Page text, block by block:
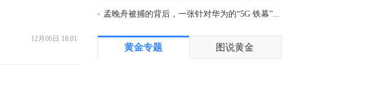
12月06日 18:01
伯克希尔哈撒韦(BRK.A.N)2025年全年末持有的固定收益证券投资公允价值达170.34亿美元，其中，对美债、外国债券、企业债券的投资公允价值分别为30.02亿美元，126.68亿美元，13.64亿美元。孟晚舟被捕的背后，一张针对华为的“5G 铁幕”正在降临
黄金专题 图说黄金